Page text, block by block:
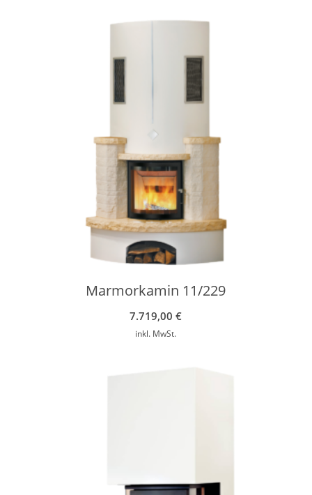
Marmorkamin 11/229
7.719,00€
inkl. MwSt.